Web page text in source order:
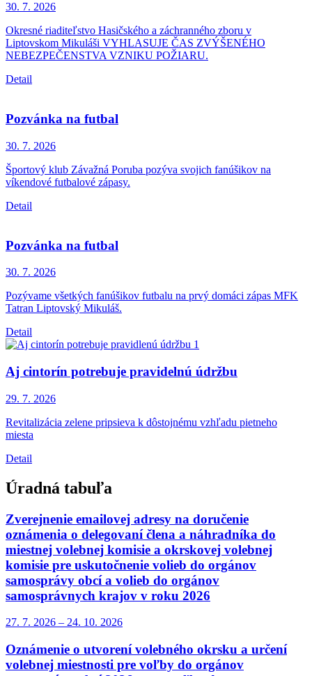
30. 7. 2026
Okresné riaditeľstvo Hasičského a záchranného zboru v
Liptovskom Mikuláši VYHLASUJE ČAS ZVÝŠENÉHO
NEBEZPEČENSTVA VZNIKU POŽIARU.
Detail
Pozvánka na futbal
30. 7. 2026
Športový klub Závažná Poruba pozýva svojich fanúšikov na
víkendové futbalové zápasy.
Detail
Pozvánka na futbal
30. 7. 2026
Pozývame všetkých fanúšikov futbalu na prvý domáci zápas MFK
Tatran Liptovský Mikuláš.
Detail
Aj cintorín potrebuje pravidelnú údržbu
29. 7. 2026
Revitalizácia zelene pripsieva k dôstojnému vzhľadu pietneho
miesta
Detail
Úradná tabuľa
Zverejnenie emailovej adresy na doručenie
oznámenia o delegovaní člena a náhradníka do
miestnej volebnej komisie a okrskovej volebnej
komisie pre uskutočnenie volieb do orgánov
samosprávy obcí a volieb do orgánov
samosprávnych krajov v roku 2026
27. 7. 2026 – 24. 10. 2026
Oznámenie o utvorení volebného okrsku a určení
volebnej miestnosti pre voľby do orgánov